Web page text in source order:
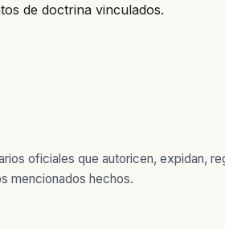
de doctrina vinculados.
oficiales que autoricen, expidan,
mencionados hechos.